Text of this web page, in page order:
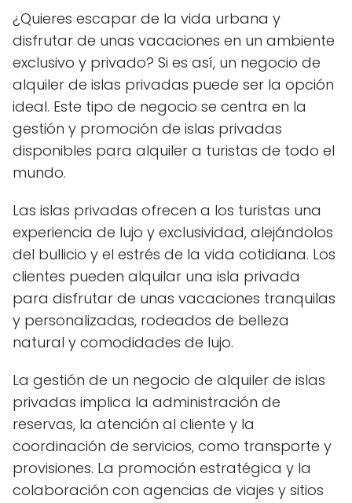
¿Quieres escapar de la vida urbana y
disfrutar de unas vacaciones en un ambiente
exclusivo y privado? Si es así, un negocio de
alquiler de islas privadas puede ser la opción
ideal. Este tipo de negocio se centra en la
gestión y promoción de islas privadas
disponibles para alquiler a turistas de todo el
mundo.
Las islas privadas ofrecen a los turistas una
experiencia de lujo y exclusividad, alejándolos
del bullicio y el estrés de la vida cotidiana. Los
clientes pueden alquilar una isla privada
para disfrutar de unas vacaciones tranquilas
y personalizadas, rodeados de belleza
natural y comodidades de lujo.
La gestión de un negocio de alquiler de islas
privadas implica la administración de
reservas, la atención al cliente y la
coordinación de servicios, como transporte y
provisiones. La promoción estratégica y la
colaboración con agencias de viajes y sitios